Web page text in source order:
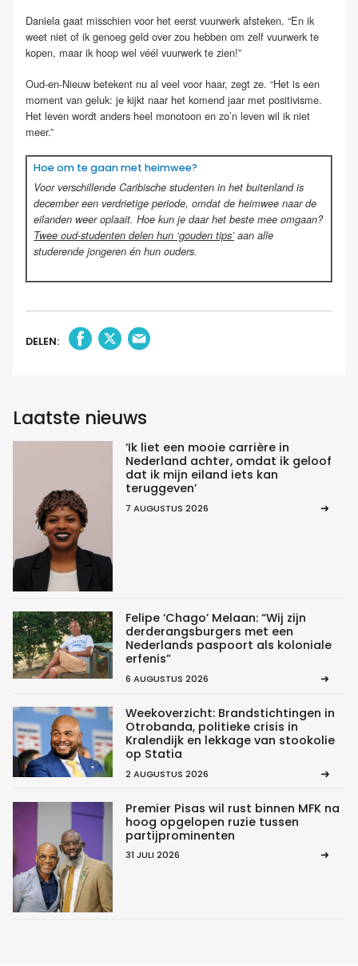
Daniela gaat misschien voor het eerst vuurwerk afsteken. “En ik
weet niet of ik genoeg geld over zou hebben om zelf vuurwerk te
kopen, maar ik hoop wel véél vuurwerk te zien!”
Oud-en-Nieuw betekent nu al veel voor haar, zegt ze. “Het is een
moment van geluk: je kijkt naar het komend jaar met positivisme.
Het leven wordt anders heel monotoon en zo’n leven wil ik niet
meer.”
Hoe om te gaan met heimwee?
Voor verschillende Caribische studenten in het buitenland is
december een verdrietige periode, omdat de heimwee naar de
eilanden weer oplaait. Hoe kun je daar het beste mee omgaan?
Twee oud-studenten delen hun ‘gouden tips’aan alle
studerende jongeren én hun ouders.
DELEN:
Laatste nieuws
‘Ik liet een mooie carrière in
Nederland achter, omdat ik geloof
dat ik mijn eiland iets kan
teruggeven’
7 AUGUSTUS 2026
Felipe ‘Chago’ Melaan: “Wij zijn
derderangsburgers met een
Nederlands paspoort als koloniale
erfenis”
6 AUGUSTUS 2026
Weekoverzicht: Brandstichtingen in
Otrobanda, politieke crisis in
Kralendijk en lekkage van stookolie
op Statia
2 AUGUSTUS 2026
Premier Pisas wil rust binnen MFK na
hoog opgelopen ruzie tussen
partijprominenten
31 JULI 2026